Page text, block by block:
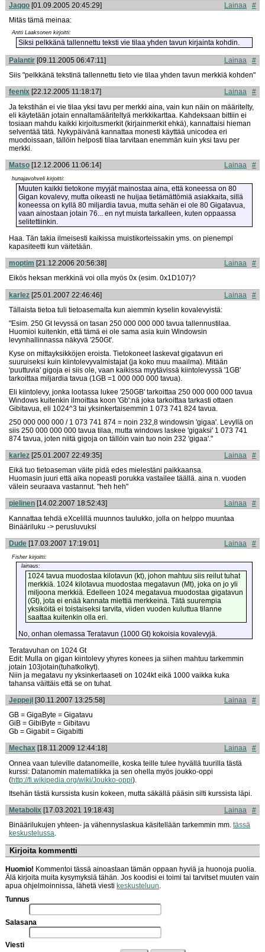
Jaqqo [01.09.2005 20:45:29] Lainaa
#
Mitäs tämä meinaa:
Antti Laaksonen kirjoitti:
Siksi pelkkänä tallennettu teksti vie tilaa yhden tavun kirjainta kohdin.
Palantir [09.11.2005 06:47:11] Lainaa
#
Siis "pelkkänä tekstinä tallennettu tieto vie tilaa yhden tavun merkkiä kohden"
feenix [22.12.2005 11:18:17] Lainaa
#
Ja tekstihän ei vie tilaa yksi tavu per merkki aina, vain kun näin on määritelty,
eli käytetään jotain ennaltamääriteltyä merkkikarttaa. Kahdeksaan bittiin ei
tosiaan mahdu kaikki kirjoitusmerkit (kirjainmerkit ehkä), kannattaisi hieman
selventää tätä. Nykypäivänä kannattaa monesti käyttää unicodea eri
muodoissaan, tällöin helposti tilaa tarvitaan enemmän kuin yksi tavu per
merkki.
Matso [12.12.2006 11:06:14] Lainaa #
hunajavohveli kirjoitti:
Muuten kaikki tietokone myyjät mainostaa aina, että koneessa on 80
Gigan kovalevy, mutta oikeasti ne huijaa tietämättömiä asiakkaita, sillä
koneessa on kyllä 80 miljardia tavua, mutta sehän ei ole 80 Gigatavua,
vaan ainostaan jotain 76... en nyt muista tarkalleen, kuten oppaassa
selitettiinkin.
Haa. Tän takia ilmeisesti kaikissa muistikorteissakin yms. on pienempi
kapasiteetti kun väitetään.
moptim [21.12.2006 20:56:38] Lainaa
#
Eikös heksan merkkinä voi olla myös 0x (esim. 0x1D107)?
karlez [25.01.2007 22:46:46] Lainaa
#
Tällaista tietoa tuli tietoasemalta kun aiemmin kyselin kovalevyistä:
"Esim. 250 Gt levyssä on tasan 250 000 000 000 tavua tallennustilaa.
Huomioi kuitenkin, että tämä ei ole sama asia kuin Windowsin
levynhallinnassa näkyvä '250Gt'.
Kyse on mittayksikköjen eroista. Tietokoneet laskevat gigatavun eri
suuruiseksi kuin kiintolevyvalmistajat (ja koko muu maailma). Mitään
'puuttuvia' gigoja ei siis ole, vaan kaikissa myytävissä kiintolevyssä '1GB'
tarkoittaa miljardia tavua (1GB =1 000 000 000 tavua).
Eli kiintolevy, jonka lootassa lukee '250GB' tarkoittaa 250 000 000 000 tavua
Windows kuitenkin ilmoittaa koon 'Gb':nä joka tarkoittaa tarkasti ottaen
Gibitavua, eli 1024^3 tai yksinkertaisemmin 1 073 741 824 tavua.
250 000 000 000 / 1 073 741 874 = noin 232,8 windowsin 'gigaa'. Levyllä on
siis 250 000 000 000 tavua tilaa, mutta windows laskee 'gigaksi' 1 073 741
874 tavua, joten niitä gigoja on tällöin vain tuo noin 232 'gigaa'."
karlez [25.01.2007 22:49:35] Lainaa
#
Eikä tuo tietoaseman väite pidä edes mielestäni paikkaansa.
Huomasin juuri että aika nopeasti porukka vastailee täällä. aina n. vuoden
välein seuraava vastannut. "heh heh"
pielinen [14.02.2007 18:52:43] Lainaa
#
Kannattaa tehdä eXcelillä muunnos taulukko, jolla on helppo muuntaa
Binääriluku -> perusluvuksi
Dude [17.03.2007 17:19:01] Lainaa #
Fisher kirjoitti:
lainaus:
1024 tavua muodostaa kilotavun (kt), johon mahtuu siis reilut tuhat
merkkiä. 1024 kilotavua muodostaa megatavun (Mt), joka on jo yli
miljoona merkkiä. Edelleen 1024 megatavua muodostaa gigatavun
(Gt), jota ei enää kannata miettiä merkkeinä. Tätä suurempia
yksiköitä ei toistaiseksi tarvita, viiden vuoden kuluttua tilanne
saattaa kuitenkin olla eri.
No, onhan olemassa Teratavun (1000 Gt) kokoisia kovalevyjä.
Teratavuhan on 1024 Gt
Edit: Mulla on gigan kiintolevy yhyres konees ja siihen mahtuu tarkemmin
jotain 103jotain(tuhatkolkyt).
Niin ja megatavu ny yksinkertaaseti on 1024kt eikä 1000 vaikka kuka
tahansa väittäis että se on tuhat.
Jeppejl [30.11.2007 13:25:58] Lainaa
#
GB = GigaByte = Gigatavu
GiB = GibiByte = Gibitavu
Gb = Gigabit = Gigabitti
Mechax [18.11.2009 12:44:18] Lainaa
#
Onnea vaan tuleville datanomeille, koska teille tulee hyvällä tuurilla tästä
kurssi: Datanomin matematiikka ja sen ohella myös joukko-oppi
(http://fi.wikipedia.org/wiki/Joukko-oppi).
Itsehän tästä kurssista kusin kokeen, mutta säkällä pääsin silti kurssista läpi.
Metabolix [17.03.2021 19:18:43] Lainaa
#
Binäärilukujen yhteen- ja vähennyslaskua käsitellään tarkemmin mm. tässä
keskustelussa.
Kirjoita kommentti
Huomio! Kommentoi tässä ainoastaan tämän oppaan hyviä ja huonoja puolia.
Älä kirjoita muita kysymyksiä tähän. Jos koodisi ei toimi tai tarvitset muuten vain
apua ohjelmoinnissa, lähetä viesti keskusteluun.
Tunnus
Salasana
Viesti